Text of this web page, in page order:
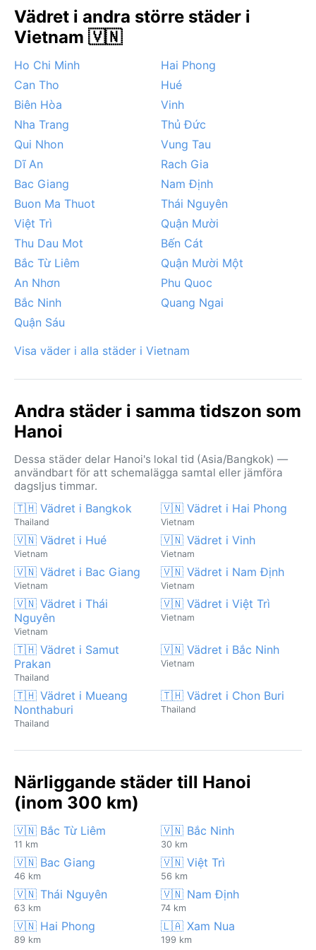
Tyfoner från Sydkinesiska havet sveper ibland in mot
norra Vietnam under sensommaren och hösten, men
kustområden. Monsunens kraftiga regn och den höga
luftfuktigheten är stadens mest karaktäristiska
väderdrag.
Vädret i andra större städer i
Vietnam 🇻🇳
Ho Chi Minh
Hai Phong
Can Tho
Hué
Biên Hòa
Vinh
Nha Trang
Thủ Đức
Qui Nhon
Vung Tau
Dĩ An
Rach Gia
Bac Giang
Nam Định
Buon Ma Thuot
Thái Nguyên
Việt Trì
Quận Mười
Thu Dau Mot
Bến Cát
Bắc Từ Liêm
Quận Mười Một
An Nhơn
Phu Quoc
Bắc Ninh
Quang Ngai
Quận Sáu
Visa väder i alla städer i Vietnam
Andra städer i samma tidszon som
Hanoi
Dessa städer delar Hanoi's lokal tid (Asia/Bangkok) —
användbart för att schemalägga samtal eller jämföra
dagsljus timmar.
🇹🇭 Vädret i Bangkok
Thailand
🇻🇳 Vädret i Hai Phong
Vietnam
🇻🇳 Vädret i Hué
Vietnam
🇻🇳 Vädret i Vinh
Vietnam
🇻🇳 Vädret i Bac Giang
Vietnam
🇻🇳 Vädret i Nam Định
Vietnam
🇻🇳 Vädret i Thái
Nguyên
Vietnam
🇻🇳 Vädret i Việt Trì
Vietnam
🇹🇭 Vädret i Samut
Prakan
Thailand
🇻🇳 Vädret i Bắc Ninh
Vietnam
🇹🇭 Vädret i Mueang
Nonthaburi
Thailand
🇹🇭 Vädret i Chon Buri
Thailand
Närliggande städer till Hanoi
(inom 300 km)
🇻🇳 Bắc Từ Liêm
11 km
🇻🇳 Bắc Ninh
30 km
🇻🇳 Bac Giang
46 km
🇻🇳 Việt Trì
56 km
🇻🇳 Thái Nguyên
63 km
🇻🇳 Nam Định
74 km
🇻🇳 Hai Phong
89 km
🇱🇦 Xam Nua
199 km